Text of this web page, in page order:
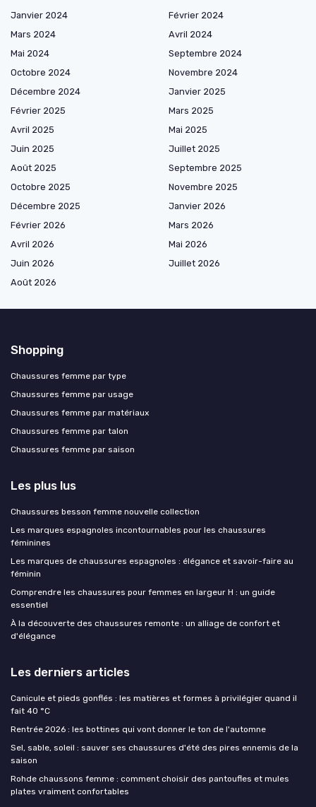
Janvier 2024
Février 2024
Mars 2024
Avril 2024
Mai 2024
Septembre 2024
Octobre 2024
Novembre 2024
Décembre 2024
Janvier 2025
Février 2025
Mars 2025
Avril 2025
Mai 2025
Juin 2025
Juillet 2025
Août 2025
Septembre 2025
Octobre 2025
Novembre 2025
Décembre 2025
Janvier 2026
Février 2026
Mars 2026
Avril 2026
Mai 2026
Juin 2026
Juillet 2026
Août 2026
Shopping
Chaussures femme par type
Chaussures femme par usage
Chaussures femme par matériaux
Chaussures femme par talon
Chaussures femme par saison
Les plus lus
Chaussures besson femme nouvelle collection
Les marques espagnoles incontournables pour les chaussures
féminines
Les marques de chaussures espagnoles : élégance et savoir-faire au
féminin
Comprendre les chaussures pour femmes en largeur H : un guide
essentiel
À la découverte des chaussures remonte : un alliage de confort et
d'élégance
Les derniers articles
Canicule et pieds gonflés : les matières et formes à privilégier quand il
fait 40 °C
Rentrée 2026 : les bottines qui vont donner le ton de l'automne
Sel, sable, soleil : sauver ses chaussures d'été des pires ennemis de la
saison
Rohde chaussons femme : comment choisir des pantoufles et mules
plates vraiment confortables